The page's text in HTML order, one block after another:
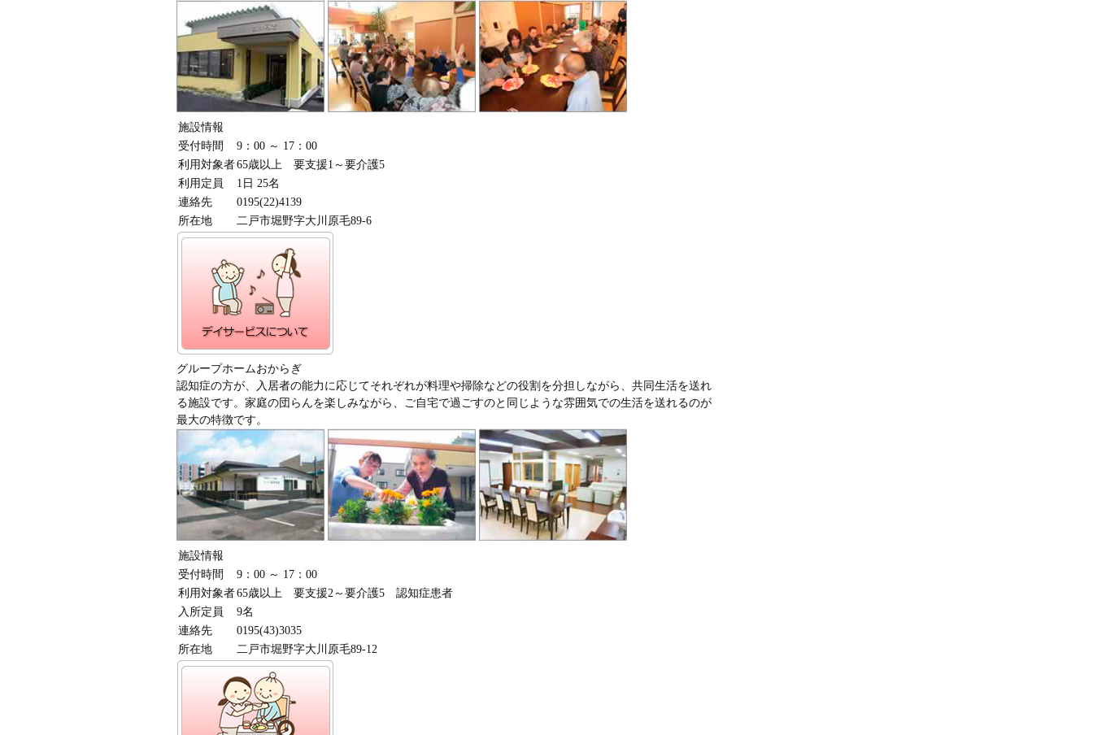
施設情報
受付時間
9：00 ～ 17：00
利用対象者65歳以上 要支援1～要介護5
利用定員
1日 25名
連絡先
0195(22)4139
所在地
二戸市堀野字大川原毛89-6
グループホームおからぎ
認知症の方が、入居者の能力に応じてそれぞれが料理や掃除などの役割を分担しながら、共同生活を送れ
る施設です。家庭の団らんを楽しみながら、ご自宅で過ごすのと同じような雰囲気での生活を送れるのが
最大の特徴です。
施設情報
受付時間
9：00 ～ 17：00
利用対象者65歳以上 要支援2～要介護5 認知症患者
入所定員
9名
連絡先
0195(43)3035
所在地
二戸市堀野字大川原毛89-12